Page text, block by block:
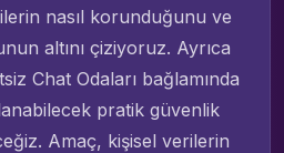
nasıl korunduğunu ve
altını çiziyoruz. Ayrıca
Chat Odaları bağlamında
pratik güvenlik
Amaç, kişisel verilerin